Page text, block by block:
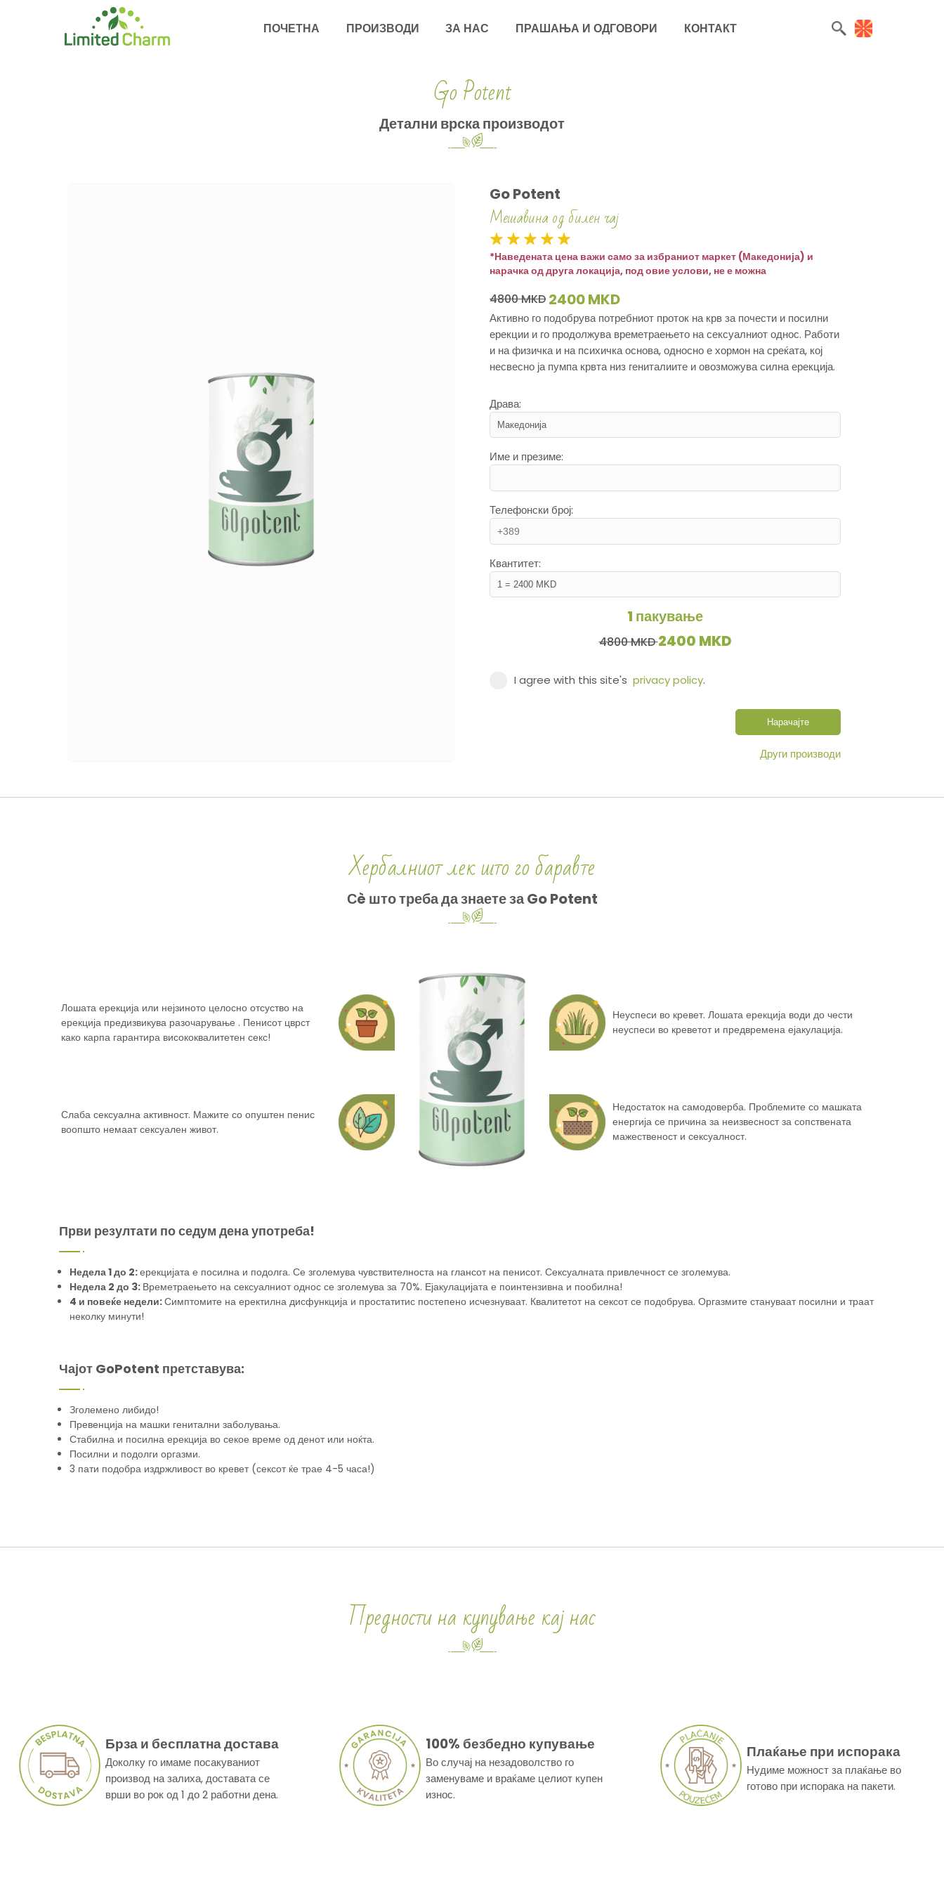
ПОЧЕТНА ПРОИЗВОДИ ЗА НАС ПРАШАЊА И ОДГОВОРИ КОНТАКТ
Go Potent
Детални врска производот
Go Potent
Мешавина од билен чај
*Наведената цена важи само за избраниот маркет (Македонија) и
нарачка од друга локација, под овие услови, не е можна
4800 MKD 2400 MKD
Активно го подобрува потребниот проток на крв за почести и посилни
ерекции и го продолжува времетраењето на сексуалниот однос. Работи
и на физичка и на психичка основа, односно е хормон на среќата, кој
несвесно ја пумпа крвта низ гениталиите и овозможува силна ерекција.
Драва:
Име и презиме:
Телефонски број:
Квантитет:
1 пакување
4800 MKD2400 MKD
I agree with this site's privacy policy.
Нарачајте
Други производи
Хербалниот лек што го баравте
Сè што треба да знаете за Go Potent
Лошата ерекција или нејзиното целосно отсуство на
ерекција предизвикува разочарување . Пенисот цврст
како карпа гарантира висококвалитетен секс!
Слаба сексуална активност. Мажите со опуштен пенис
воопшто немаат сексуален живот.
Неуспеси во кревет. Лошата ерекција води до чести
неуспеси во креветот и предвремена ејакулација.
Недостаток на самодоверба. Проблемите со машката
енергија се причина за неизвесност за сопствената
мажественост и сексуалност.
Први резултати по седум дена употреба!
Недела 1 до 2:ерекцијата е посилна и подолга. Се зголемува чувствителноста на глансот на пенисот. Сексуалната привлечност се зголемува.
Недела 2 до 3: Времетраењето на сексуалниот однос се зголемува за 70%. Ејакулацијата е поинтензивна и пообилна!
4 и повеќе недели:Симптомите на еректилна дисфункција и простатитис постепено исчезнуваат. Квалитетот на сексот се подобрува. Оргазмите стануваат посилни и траат
неколку минути!
Чајот GoPotent претставува:
Зголемено либидо!
Превенција на машки генитални заболувања.
Стабилна и посилна ерекција во секое време од денот или ноќта.
Посилни и подолги оргазми.
3 пати подобра издржливост во кревет (сексот ќе трае 4-5 часа!)
Предности на купување кај нас
Брза и бесплатна достава
Доколку го имаме посакуваниот
производ на залиха, доставата се
врши во рок од 1 до 2 работни дена.
100% безбедно купување
Во случај на незадоволство го
заменуваме и враќаме целиот купен
износ.
Плаќање при испорака
Нудиме можност за плаќање во
готово при испорака на пакети.